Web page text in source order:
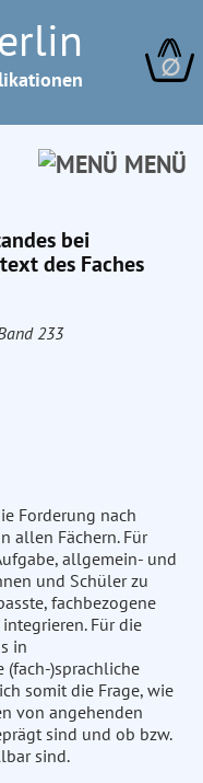
∅
MENÜ
bei
des Faches
233
Forderung nach
allen Fächern. Für
allgemein- und
und Schüler zu
fachbezogene
Für die
in
(fach-)sprachliche
somit die Frage, wie
von angehenden
sind und ob bzw.
sind.